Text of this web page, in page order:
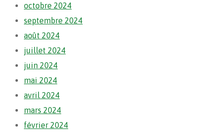
octobre 2024
septembre 2024
août 2024
juillet 2024
juin 2024
mai 2024
avril 2024
mars 2024
février 2024